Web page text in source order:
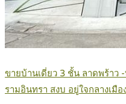
ขายบ้านเดี่ยว 3 ชั้น ลาดพร้าว
รามอินทรา สงบ อยู่ใจกลางเมือ